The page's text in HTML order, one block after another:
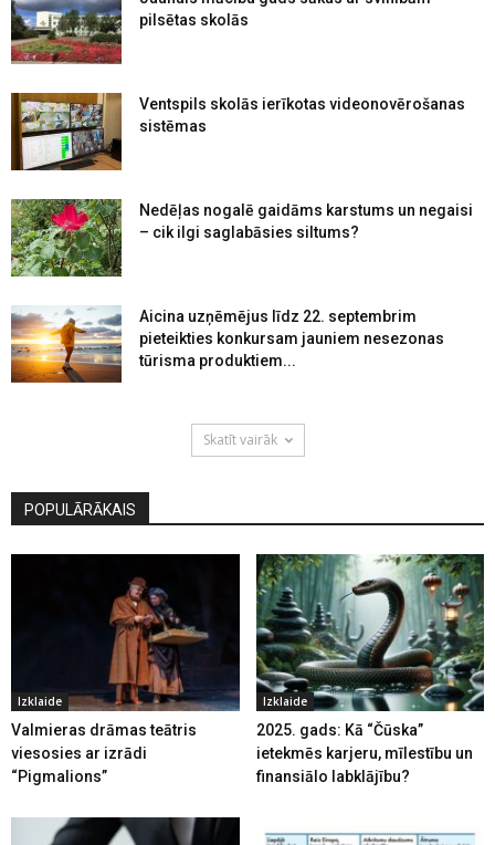
pilsētas skolās
Ventspils skolās ierīkotas videonovērošanas
sistēmas
Nedēļas nogalē gaidāms karstums un negaisi
– cik ilgi saglabāsies siltums?
Aicina uzņēmējus līdz 22. septembrim
pieteikties konkursam jauniem nesezonas
tūrisma produktiem...
Skatīt vairāk
POPULĀRĀKAIS
Izklaide
Valmieras drāmas teātris
viesosies ar izrādi
“Pigmalions”
Izklaide
2025. gads: Kā “Čūska”
ietekmēs karjeru, mīlestību un
finansiālo labklājību?